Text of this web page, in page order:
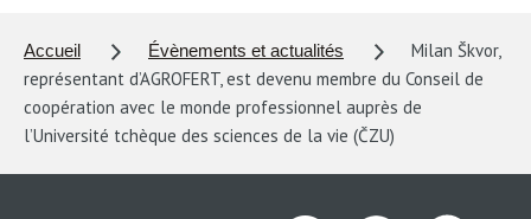
Accueil Évènements et actualités
Milan Škvor,
représentant d’AGROFERT, est devenu membre du Conseil de
coopération avec le monde professionnel auprès de
l’Université tchèque des sciences de la vie (ČZU)